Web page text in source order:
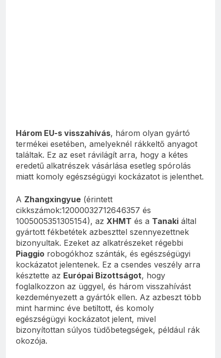
Három EU-s visszahívás, három olyan gyártó
termékei esetében, amelyeknél rákkeltő anyagot
találtak. Ez az eset rávilágít arra, hogy a kétes
eredetű alkatrészek vásárlása esetleg spórolás
miatt komoly egészségügyi kockázatot is jelenthet.
A Zhangxingyue (érintett
cikkszámok:12000032712646357 és
1005005351305154), az XHMT és a Tanaki által
gyártott fékbetétek azbeszttel szennyezettnek
bizonyultak. Ezeket az alkatrészeket régebbi
Piaggio robogókhoz szánták, és egészségügyi
kockázatot jelentenek. Ez a csendes veszély arra
késztette az Európai Bizottságot, hogy
foglalkozzon az üggyel, és három visszahívást
kezdeményezett a gyártók ellen. Az azbeszt több
mint harminc éve betiltott, és komoly
egészségügyi kockázatot jelent, mivel
bizonyítottan súlyos tüdőbetegségek, például rák
okozója.